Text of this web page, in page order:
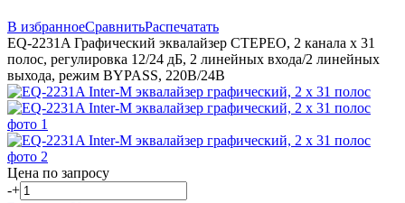
В избранноеСравнитьРаспечатать
EQ-2231A Графический эквалайзер СТЕРЕО, 2 канала х 31
полос, регулировка 12/24 дБ, 2 линейных входа/2 линейных
выхода, режим BYPASS, 220В/24В
Цена по запросу
-+